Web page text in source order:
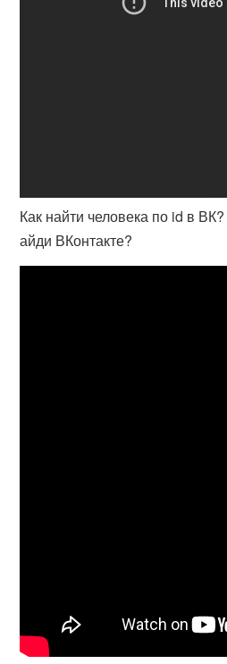
Как найти человека по id в
айди ВКонтакте?